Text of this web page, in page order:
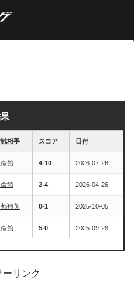
相手 スコア 日付
館 4-10 2026-07-26
館 2-4 2026-04-26
翔英 0-1 2025-10-05
館 5-0 2025-09-28
ーリンク